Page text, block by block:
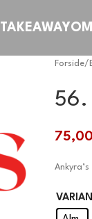
TAKEAWAY
Forside/
56.
75,00